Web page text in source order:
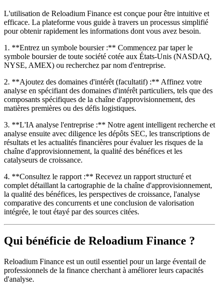
L'utilisation de Reloadium Finance est conçue pour être intuitive et
efficace. La plateforme vous guide à travers un processus simplifié
pour obtenir rapidement les informations dont vous avez besoin.
1. **Entrez un symbole boursier :** Commencez par taper le
symbole boursier de toute société cotée aux États-Unis (NASDAQ,
NYSE, AMEX) ou recherchez par nom d'entreprise.
2. **Ajoutez des domaines d'intérêt (facultatif) :** Affinez votre
analyse en spécifiant des domaines d'intérêt particuliers, tels que des
composants spécifiques de la chaîne d'approvisionnement, des
matières premières ou des défis logistiques.
3. **L'IA analyse l'entreprise :** Notre agent intelligent recherche et
analyse ensuite avec diligence les dépôts SEC, les transcriptions de
résultats et les actualités financières pour évaluer les risques de la
chaîne d'approvisionnement, la qualité des bénéfices et les
catalyseurs de croissance.
4. **Consultez le rapport :** Recevez un rapport structuré et
complet détaillant la cartographie de la chaîne d'approvisionnement,
la qualité des bénéfices, les perspectives de croissance, l'analyse
comparative des concurrents et une conclusion de valorisation
intégrée, le tout étayé par des sources citées.
Qui bénéficie de Reloadium Finance ?
Reloadium Finance est un outil essentiel pour un large éventail de
professionnels de la finance cherchant à améliorer leurs capacités
d'analyse.